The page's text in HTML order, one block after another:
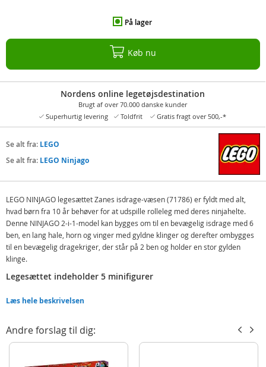
På lager
Køb nu
Nordens online legetøjsdestination
Brugt af over 70.000 danske kunder
Superhurtig levering
Toldfrit Gratis fragt over 500,-*
Se alt fra: LEGO
Se alt fra: LEGO Ninjago
LEGO NINJAGO legesættet Zanes isdrage-væsen (71786) er fyldt med alt,
hvad børn fra 10 år behøver for at udspille rolleleg med deres ninjahelte.
Denne NINJAGO 2-i-1-model kan bygges om til en bevægelig isdrage med 6
ben, en lang hale, horn og vinger med gyldne klinger og derefter ombygges
til en bevægelig dragekriger, der står på 2 ben og holder en stor gylden
klinge.
Legesættet indeholder 5 minifigurer
kan udspille kampe mod skurkene Knogleridder, Knoglekriger og
våbenpakke. Denne skurke-trio har også et klodsbygget tempel, hvor de kan
samles.
Læs hele beskrivelsen
Andre forslag til dig: